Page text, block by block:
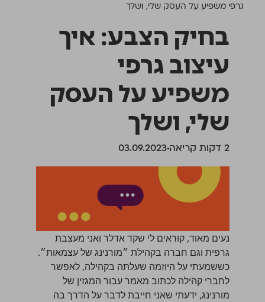
גרפי משפיע על העסק שלי, ושלך
בחיק הצבע: איך
עיצוב גרפי
משפיע על העסק
שלי, ושלך
‫2 דקות קריאה 03.09.2023
נעים מאוד, קוראים לי שקד אדלר ואני מעצבת
גרפית וגם חברה בקהילת ״מורנינג של עצמאות״.
כששמעתי על היוזמה שעלתה בקהילה,לאפשר
לחברי קהילה לכתוב מאמרעבור המגזין של
מורנינג, ידעתי שאני חייבת לדבר על הדרך בה